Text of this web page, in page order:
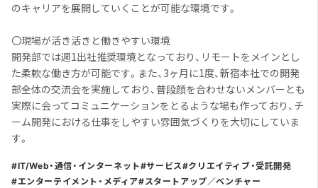
のキャリアを展開していくことが可能な環境です。
〇現場が活き活きと働きやすい環境
開発部では週1出社推奨環境となっており、リモートをメインとし
た柔軟な働き方が可能です。また、3ヶ月に1度、新宿本社での開発
部全体の交流会を実施しており、普段顔を合わせないメンバーとも
実際に会ってコミュニケーションをとるような場も作っており、チ
ーム開発における仕事をしやすい雰囲気づくりを大切にしていま
す。
IT/Web・通信・インターネット サービス
クリエイティブ・受託開発
エンターテイメント・メディア スタートアップ／ベンチャー